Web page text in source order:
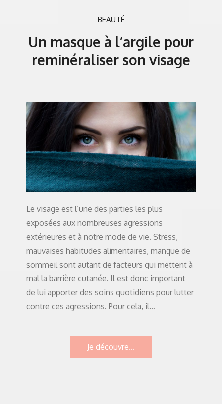
BEAUTÉ
Un masque à l’argile pour
reminéraliser son visage
Le visage est l’une des parties les plus
exposées aux nombreuses agressions
extérieures et à notre mode de vie. Stress,
mauvaises habitudes alimentaires, manque de
sommeil sont autant de facteurs qui mettent à
mal la barrière cutanée. Il est donc important
de lui apporter des soins quotidiens pour lutter
contre ces agressions. Pour cela, il…
Je découvre...